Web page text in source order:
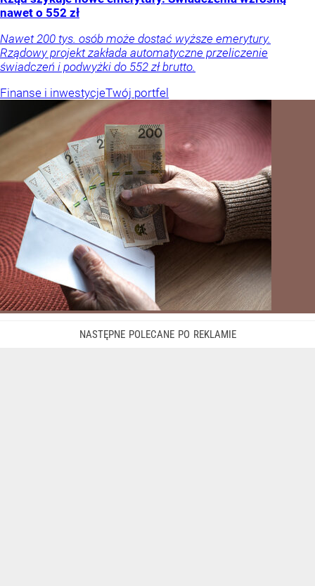
nawet o 552 zł
Nawet 200 tys. osób może dostać wyższe emerytury.
Rządowy projekt zakłada automatyczne przeliczenie
świadczeń i podwyżki do 552 zł brutto.
Finanse i inwestycjeTwój portfel